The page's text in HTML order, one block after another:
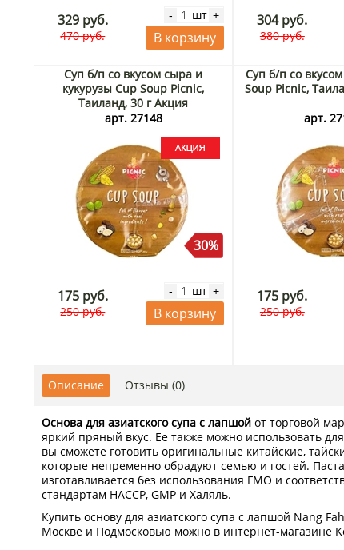
329 руб.
470 руб.
- шт +
В корзину
304 руб.
380 руб.
Суп б/п со вкусом сыра и
кукурузы Cup Soup Picnic,
Таиланд, 30 г Акция
арт. 27148
30%
175 руб.
250 руб.
- шт +
В корзину
Суп б/п со
Soup Picnic,
арт.
175 руб.
250 руб.
Описание Отзывы (0)
Основа для азиатского супа с лапшой от торговой
яркий пряный вкус. Ее также можно использовать
вы сможете готовить оригинальные китайские,
которые непременно обрадуют семью и гостей.
изготавливается без использования ГМО и
стандартам HACCP, GMP и Халяль.
Купить основу для азиатского супа с лапшой Nang
Москве и Подмосковью можно в интернет-магазине